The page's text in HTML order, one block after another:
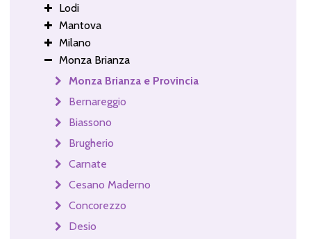
Lodi
Mantova
Milano
Monza Brianza
Monza Brianza e Provincia
Bernareggio
Biassono
Brugherio
Carnate
Cesano Maderno
Concorezzo
Desio